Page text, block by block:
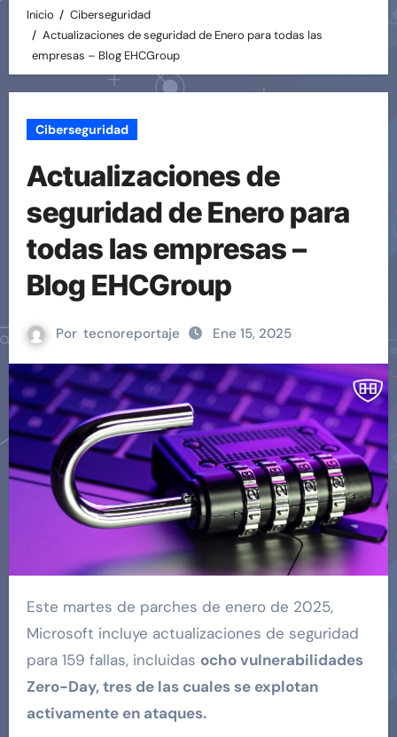
Inicio
Ciberseguridad
Actualizaciones de seguridad de Enero para todas las
empresas – Blog EHCGroup
Ciberseguridad
Actualizaciones de
seguridad de Enero para
todas las empresas –
Blog EHCGroup
Por tecnoreportaje Ene 15, 2025
Este martes de parches de enero de 2025,
Microsoft incluye actualizaciones de seguridad
para 159 fallas, incluidas ocho vulnerabilidades
Zero-Day, tres de las cuales se explotan
activamente en ataques.